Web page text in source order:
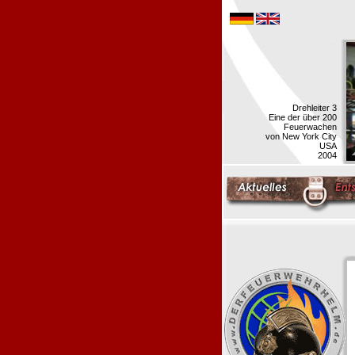
Drehleiter 3
Eine der über 200
Feuerwachen
von New York City
USA
2004